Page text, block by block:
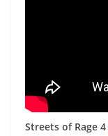
Streets of Rage 4